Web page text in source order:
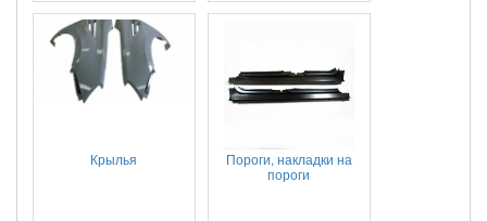
Крылья
Пороги, накладки на
пороги